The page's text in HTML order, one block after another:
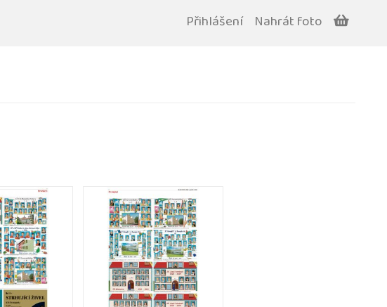
Přihlášení Nahrát foto